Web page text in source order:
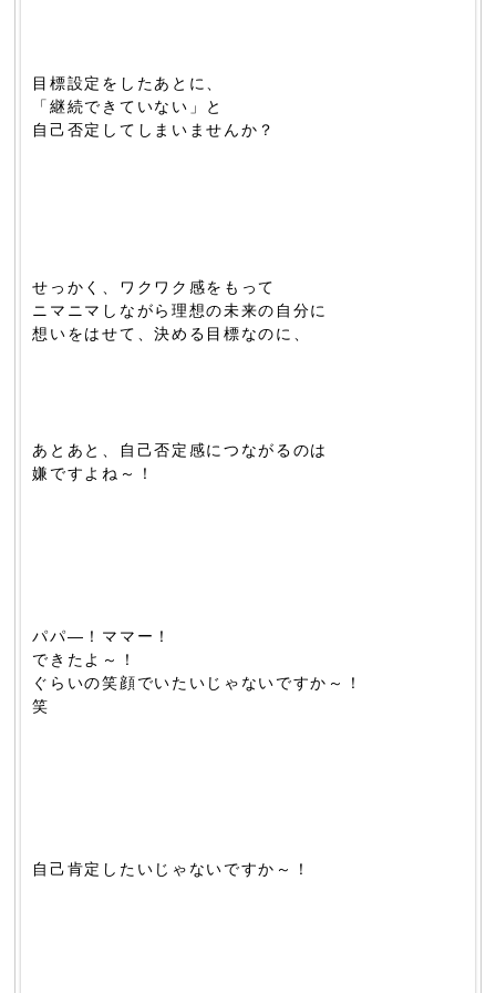
目標設定をしたあとに、
「継続できていない」と
自己否定してしまいませんか？
せっかく、ワクワク感をもって
ニマニマしながら理想の未来の自分に
想いをはせて、決める目標なのに、
あとあと、自己否定感につながるのは
嫌ですよね～！
パパ―！ママー！
できたよ～！
ぐらいの笑顔でいたいじゃないですか～！
笑
自己肯定したいじゃないですか～！